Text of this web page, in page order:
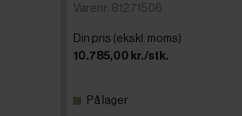
Varenr: 81271506
Din pris (ekskl. moms)
10.785,00 kr./stk.
På lager